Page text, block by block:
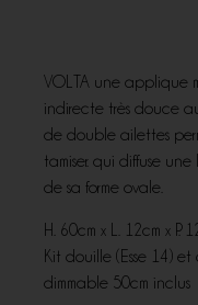
VOLTA une applique
indirecte très douce
de double ailettes
tamiser. qui diffuse
de sa forme ovale.
H. 60cm x L. 12cm x P.
Kit douille (Esse 14)
dimmable 50cm inclus